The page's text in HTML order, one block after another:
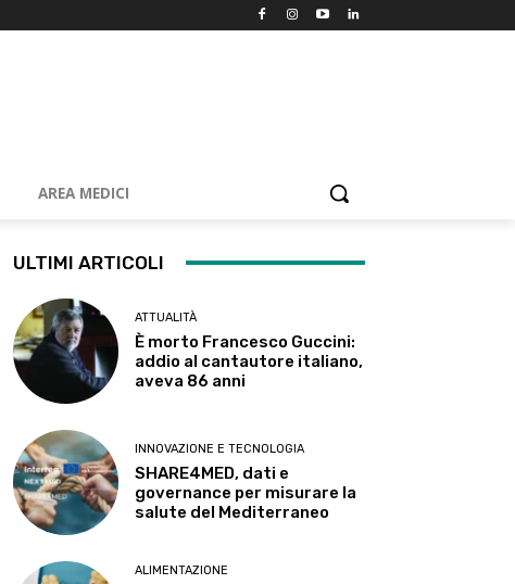
AREA MEDICI
ULTIMI ARTICOLI
ATTUALITÀ
È morto Francesco Guccini:
addio al cantautore italiano,
aveva 86 anni
INNOVAZIONE E TECNOLOGIA
SHARE4MED, dati e
governance per misurare la
salute del Mediterraneo
ALIMENTAZIONE